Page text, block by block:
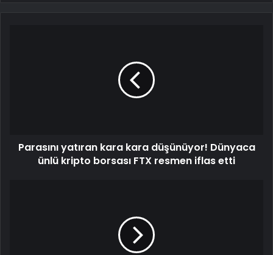
Parasını yatıran kara kara düşünüyor! Dünyaca
ünlü kripto borsası FTX resmen iflas etti